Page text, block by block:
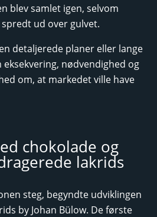
blev samlet igen, selvom
ud over gulvet.
detaljerede planer eller lange
nødvendighed og
om, at markedet ville have
chokolade og
lakrids
steg, begyndte udviklingen
by Johan Bülow. De første